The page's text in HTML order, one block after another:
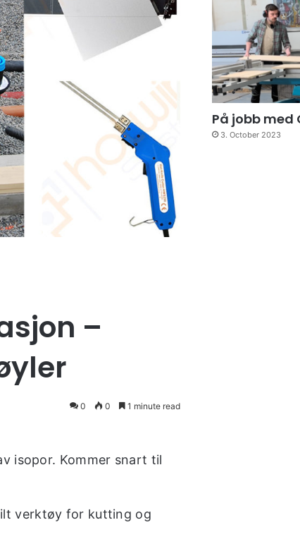
–
0 0 1 minute read
isopor. Kommer snart til
verktøy for kutting og
På jobb med
3. October 2023